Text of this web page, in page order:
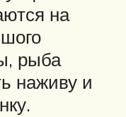
на
рыба
наживу и